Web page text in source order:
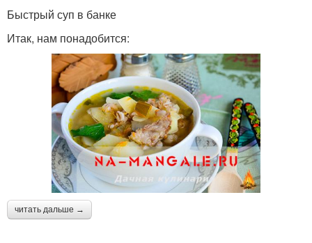
Быстрый суп в банке
Итак, нам понадобится:
читать дальше →